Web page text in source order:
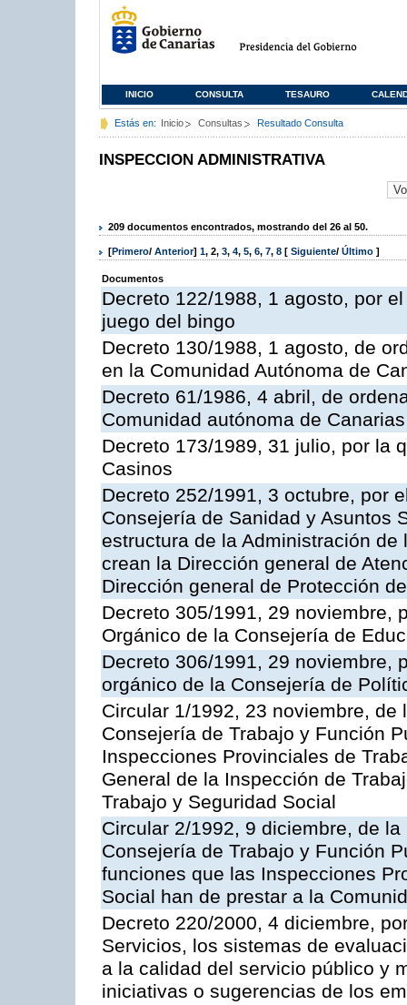
INICIO CONSULTA TESAURO
Estás en: Inicio Consultas Resultado Consulta
INSPECCION ADMINISTRATIVA
209 documentos encontrados, mostrando del 26 al 50.
[Primero/ Anterior] 1, 2, 3, 4, 5, 6, 7, 8 [ Siguiente/ Último ]
Documentos
Decreto 122/1988, 1 agosto, por
juego del bingo
Decreto 130/1988, 1 agosto, de
en la Comunidad Autónoma de
Decreto 61/1986, 4 abril, de
Comunidad autónoma de Canarias
Decreto 173/1989, 31 julio, por la
Casinos
Decreto 252/1991, 3 octubre, por
Consejería de Sanidad y Asuntos
estructura de la Administración
crean la Dirección general de
Dirección general de Protección
Decreto 305/1991, 29 noviembre,
Orgánico de la Consejería de
Decreto 306/1991, 29 noviembre,
orgánico de la Consejería de
Circular 1/1992, 23 noviembre,
Consejería de Trabajo y Función
Inspecciones Provinciales de
General de la Inspección de
Trabajo y Seguridad Social
Circular 2/1992, 9 diciembre, de
Consejería de Trabajo y Función
funciones que las Inspecciones
Social han de prestar a la
Decreto 220/2000, 4 diciembre,
Servicios, los sistemas de
a la calidad del servicio público y
iniciativas o sugerencias de los